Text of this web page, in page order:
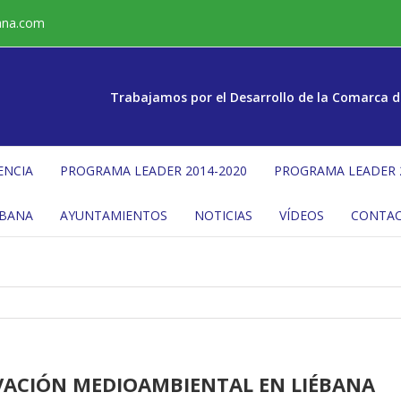
Trabajamos por el Desarrollo de la Comarca
PROGRAMA LEADER 2014-2020 PROGRAMA
AYUNTAMIENTOS NOTICIAS VÍDEOS
MEDIOAMBIENTAL EN LIÉBANA